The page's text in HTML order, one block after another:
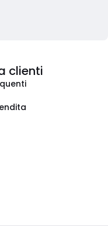
clienti